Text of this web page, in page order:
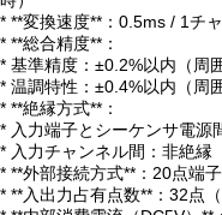
* **変換速度**：0.5ms / 1チ
* **総合精度**：
* 基準精度：±0.2%以内（周
* 温調特性：±0.4%以内（周
* **絶縁方式**：
* 入力端子とシーケンサ電源
* 入力チャンネル間：非絶縁
* **外部接続方式**：20点端
* **入出力占有点数**：32点